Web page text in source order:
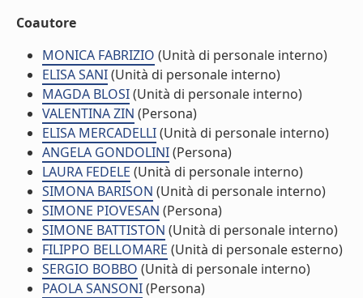
Coautore
MONICA FABRIZIO (Unità di personale interno)
ELISA SANI(Unità di personale interno)
MAGDA BLOSI(Unità di personale interno)
VALENTINA ZIN (Persona)
ELISA MERCADELLI(Unità di personale interno)
ANGELA GONDOLINI(Persona)
LAURA FEDELE (Unità di personale interno)
SIMONA BARISON (Unità di personale interno)
SIMONE PIOVESAN (Persona)
SIMONE BATTISTON (Unità di personale interno)
FILIPPO BELLOMARE (Unità di personale esterno)
SERGIO BOBBO (Unità di personale interno)
PAOLA SANSONI(Persona)